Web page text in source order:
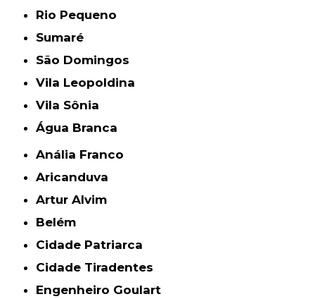
Rio Pequeno
Sumaré
São Domingos
Vila Leopoldina
Vila Sônia
Água Branca
Anália Franco
Aricanduva
Artur Alvim
Belém
Cidade Patriarca
Cidade Tiradentes
Engenheiro Goulart